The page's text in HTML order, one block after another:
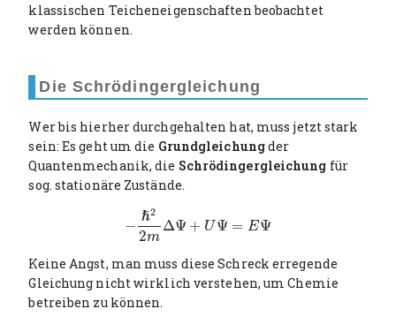
klassischen Teicheneigenschaften beobachtet
werden können.
Die Schrödingergleichung
Wer bis hierher durchgehalten hat, muss jetzt stark
sein: Es geht um die Grundgleichungder
Quantenmechanik, die Schrödingergleichung für
sog. stationäre Zustände.
−
ℏ2
2m
ΔΨ + U Ψ = EΨ
−ℏ22mΔΨ +UΨ =E Ψ
Keine Angst, man muss diese Schreck erregende
Gleichung nicht wirklich verstehen, um Chemie
betreiben zu können.